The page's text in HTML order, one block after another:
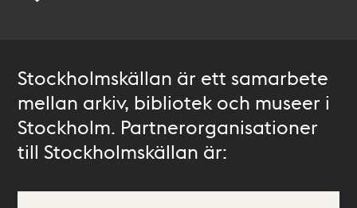
Stockholmskällan är ett samarbete
mellan arkiv, bibliotek och museer i
Stockholm. Partnerorganisationer
till Stockholmskällan är: